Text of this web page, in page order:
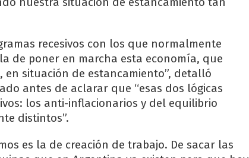
recesivos con los que normalmente
de poner en marcha esta economía, que
en situación de estancamiento”, detalló
antes de aclarar que “esas dos lógicas
los anti-inflacionarios y del equilibrio
distintos”.
es la de creación de trabajo. De sacar las